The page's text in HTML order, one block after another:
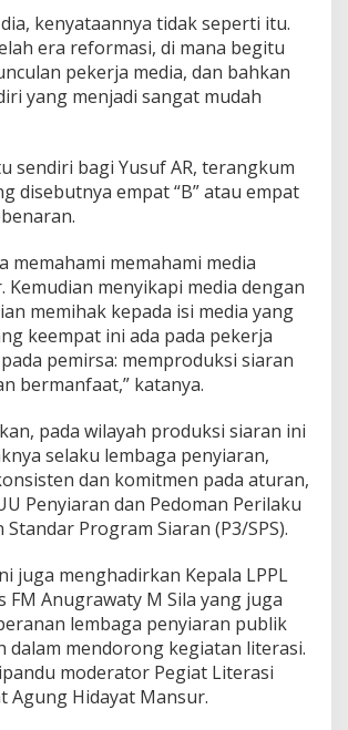
kenyataannya tidak seperti itu.
era reformasi, di mana begitu
pekerja media, dan bahkan
yang menjadi sangat mudah
sendiri bagi Yusuf AR, terangkum
disebutnya empat “B” atau empat
memahami memahami media
Kemudian menyikapi media dengan
memihak kepada isi media yang
keempat ini ada pada pekerja
pemirsa: memproduksi siaran
bermanfaat,” katanya.
pada wilayah produksi siaran ini
selaku lembaga penyiaran,
dan komitmen pada aturan,
Penyiaran dan Pedoman Perilaku
Standar Program Siaran (P3/SPS).
juga menghadirkan Kepala LPPL
FM Anugrawaty M Sila yang juga
lembaga penyiaran publik
dalam mendorong kegiatan literasi.
moderator Pegiat Literasi
Agung Hidayat Mansur.